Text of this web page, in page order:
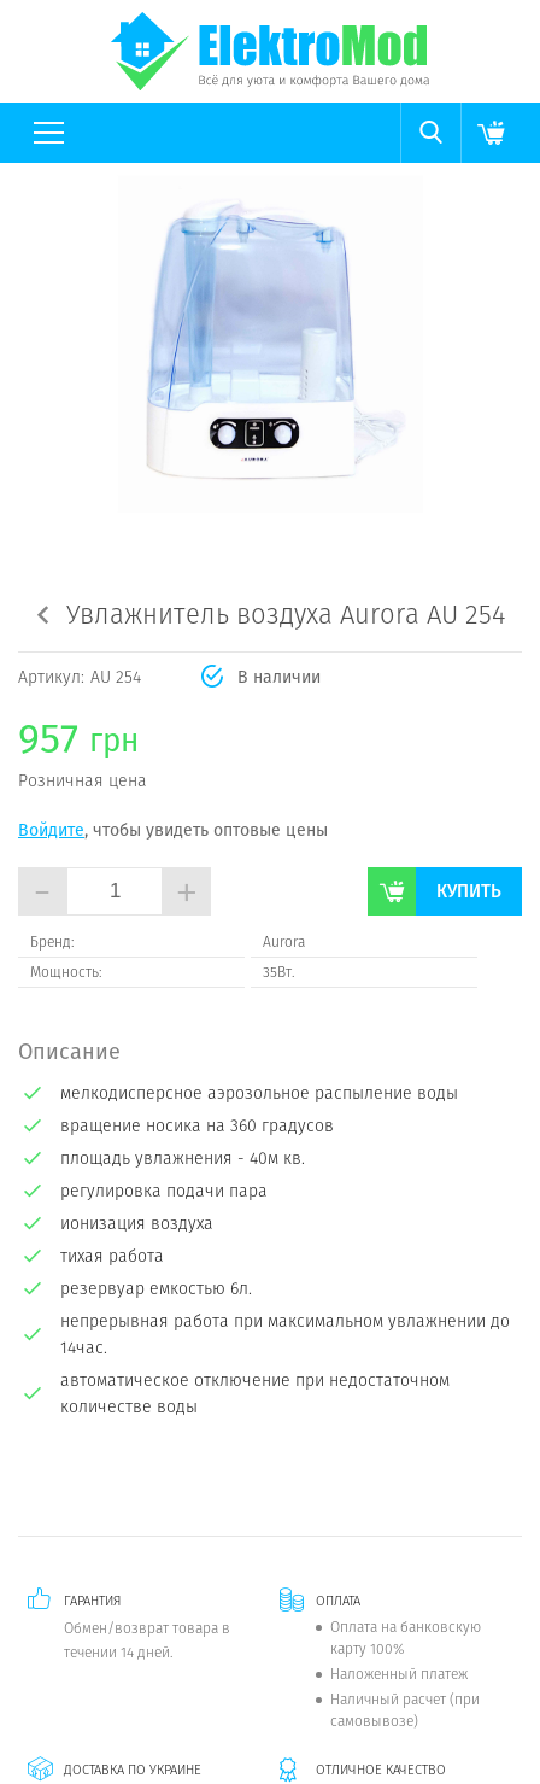
Увлажнитель воздуха Aurora AU 254
Артикул: AU 254 В наличии
957 грн
Розничная цена
Войдите, чтобы увидеть оптовые цены
- + КУПИТЬ
Бренд:
Aurora
Мощность:
35Вт.
Описание
мелкодисперсное аэрозольное распыление воды
вращение носика на 360 градусов
площадь увлажнения - 40м кв.
регулировка подачи пара
ионизация воздуха
тихая работа
резервуар емкостью 6л.
непрерывная работа при максимальном увлажнении до
14час.
автоматическое отключение при недостаточном
количестве воды
ГАРАНТИЯ
Обмен/возврат товара в
течении 14 дней.
ОПЛАТА
Оплата на банковскую
карту 100%
Наложенный платеж
Наличный расчет (при
самовывозе)
ДОСТАВКА ПО УКРАИНЕ ОТЛИЧНОЕ КАЧЕСТВО